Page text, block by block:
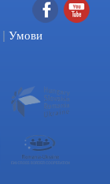
Facebook
| Умови